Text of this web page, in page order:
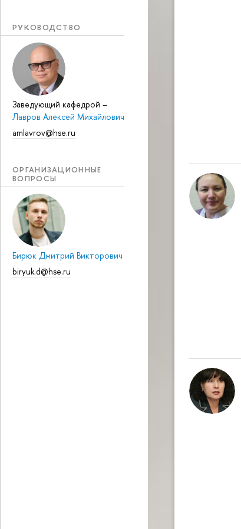
РУКОВОДСТВО
Заведующий кафедрой –
Лавров Алексей Михайлович
amlavrov@hse.ru
ОРГАНИЗАЦИОННЫЕ
ВОПРОСЫ
Бирюк Дмитрий Викторович
biryuk.d@hse.ru